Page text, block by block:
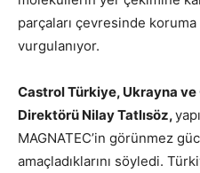
parçaları çevresinde
vurgulanıyor.
Castrol Türkiye, Ukrayna
Direktörü Nilay Tatlısöz,
MAGNATEC’in görünmez
amaçladıklarını söyledi.